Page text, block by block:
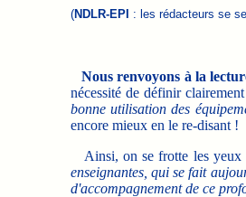
(NDLR-EPI : les rédacteurs se
Nous renvoyons à la
nécessité de définir
bonne utilisation des
encore mieux en le re-disant !
Ainsi, on se frotte les yeux
enseignantes, qui se fait
d'accompagnement de ce